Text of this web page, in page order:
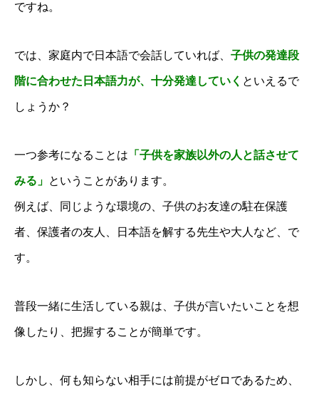
ですね。
では、家庭内で日本語で会話していれば、 子供の発達段
階に合わせた日本語力が、十分発達していく といえるで
しょうか？
一つ参考になることは 「子供を家族以外の人と話させて
みる」 ということがあります。
例えば、同じような環境の、子供のお友達の駐在保護
者、保護者の友人、日本語を解する先生や大人など、で
す。
普段一緒に生活している親は、子供が言いたいことを想
像したり、把握することが簡単です。
しかし、何も知らない相手には前提がゼロであるため、